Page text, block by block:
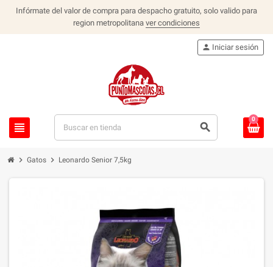
Infórmate del valor de compra para despacho gratuito, solo valido para
region metropolitana ver condiciones
view_headline search
person Iniciar sesión
0
chevron_right Gatos chevron_right Leonardo Senior 7,5kg